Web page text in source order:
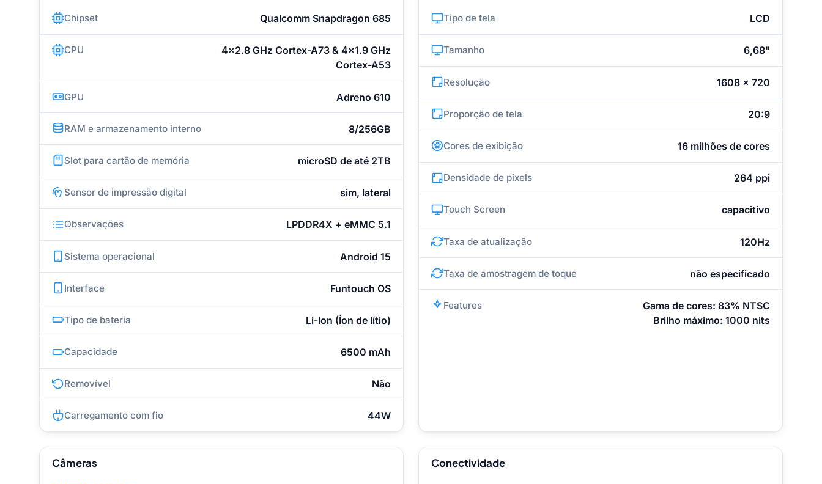
Chipset Qualcomm Snapdragon 685
CPU
4x2.8 GHz Cortex-A73 & 4x1.9 GHz
Cortex-A53
GPU Adreno 610
RAM e armazenamento interno 8/256GB
Slot para cartão de memória microSD de até 2TB
Sensor de impressão digital sim, lateral
Observações LPDDR4X + eMMC 5.1
Sistema operacional Android 15
Interface Funtouch OS
Tipo de bateria Li-Ion (Íon de lítio)
Capacidade 6500 mAh
Removível Não
Carregamento com fio 44W
Tipo de tela LCD
Tamanho 6,68"
Resolução 1608 x 720
Proporção de tela 20:9
Cores de exibição 16 milhões de cores
Densidade de pixels 264 ppi
Touch Screen capacitivo
Taxa de atualização 120Hz
Taxa de amostragem de toque não especificado
Features
Gama de cores: 83% NTSC
Brilho máximo: 1000 nits
Câmeras Conectividade